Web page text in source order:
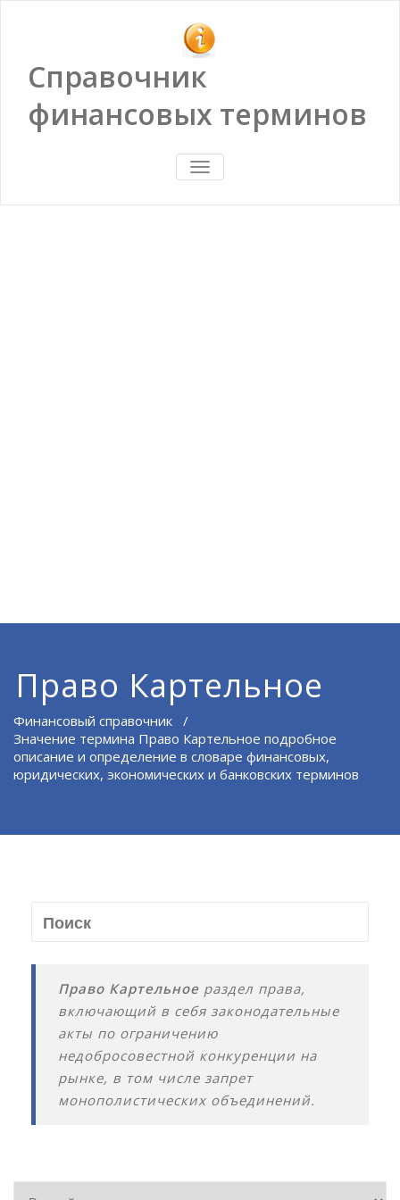
Справочник
финансовых терминов
ПОКАЗАТЬ/
СКРЫТЬ
Право Картельное
Финансовый справочник /
Значение термина Право Картельное подробное
описание и определение в словаре финансовых,
юридических, экономических и банковских терминов
Право Картельное раздел права,
включающий в себя законодательные
акты по ограничению
недобросовестной конкуренции на
рынке, в том числе запрет
монополистических объединений.